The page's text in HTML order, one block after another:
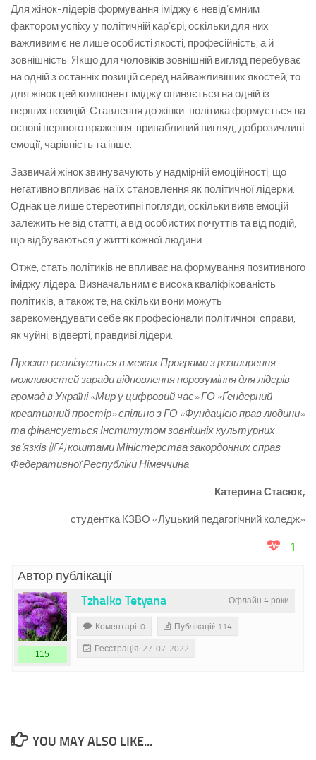
Для жінок-лідерів формування іміджу є невід’ємним
фактором успіху у політичній кар’єрі, оскільки для них
важливим є не лише особисті якості, професійність, а й
зовнішність. Якщо для чоловіків зовнішній вигляд перебуває
на одній з останніх позицій серед найважливіших якостей, то
для жінок цей компонент іміджу опиняється на одній із
перших позицій. Ставлення до жінки-політика формується на
основі першого враження: привабливий вигляд, доброзичливі
емоції, чарівність та інше.
Зазвичай жінок звинувачують у надмірній емоційності, що
негативно впливає на їх становлення як політичної лідерки.
Однак це лише стереотипні погляди, оскільки вияв емоцій
залежить не від статті, а від особистих почуттів та від подій,
що відбуваються у житті кожної людини.
Отже, стать політиків не впливає на формування позитивного
іміджу лідера. Визначальним є висока кваліфікованість
політиків, а також те, на скільки вони можуть
зарекомендувати себе як професіонали політичної справи,
як чуйні, відверті, правдиві лідери.
Проєкт реалізується в межах Програми з розширення
можливостей заради відновлення порозуміння для лідерів
громад в Україні «Мир у цифровий час» ГО «Ґендерний
креативний простір» спільно з ГО «Фундацією прав людини»
та фінансується Інститутом зовнішніх культурних
зв’язків (IFA) коштами Міністерства закордонних справ
Федеративної Республіки Німеччина.
Катерина Стасюк,
студентка КЗВО «Луцький педагогічний коледж»
1
Автор публікації
Офлайн 4 роки
Tzhalko Tetyana
115
Коментарі: 0 Публікації: 114
Реєстрація: 27-07-2022
YOU MAY ALSO LIKE...